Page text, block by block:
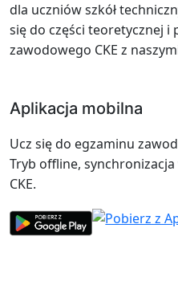
dla uczniów szkół
się do części teoretycznej i
zawodowego CKE z
Aplikacja mobilna
Ucz się do egzaminu
Tryb offline,
CKE.